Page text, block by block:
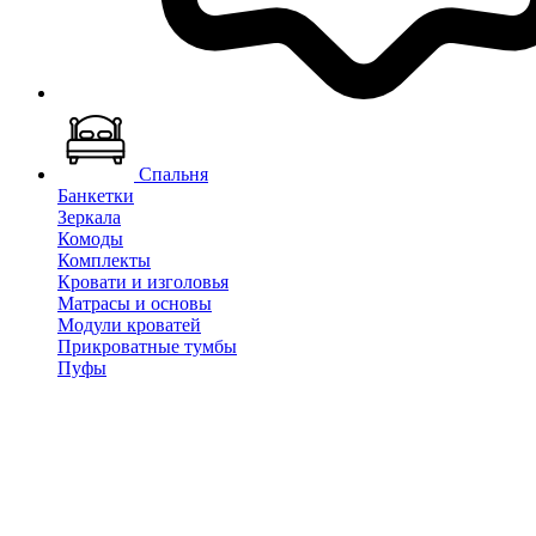
Спальня
Банкетки
Зеркала
Комоды
Комплекты
Кровати и изголовья
Матрасы и основы
Модули кроватей
Прикроватные тумбы
Пуфы